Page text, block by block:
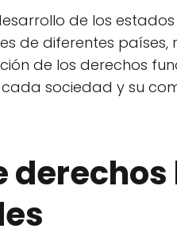
de los
de diferentes países,
de los derechos
sociedad y su